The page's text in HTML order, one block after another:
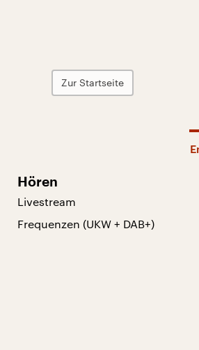
Zur Startseite
Hören
Livestream
Frequenzen (UKW + DAB+)